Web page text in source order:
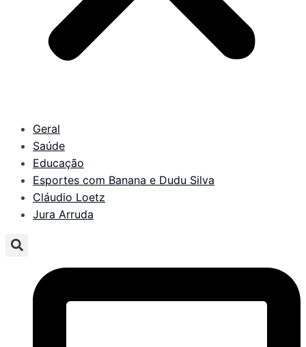
Geral
Saúde
Educação
Esportes com Banana e Dudu Silva
Cláudio Loetz
Jura Arruda